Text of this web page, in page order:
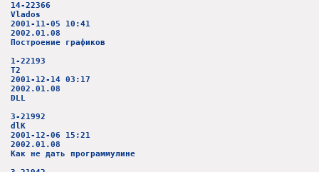
14-22366
Vlados
2001-11-05 10:41
2002.01.08
Построение графиков
1-22193
T2
2001-12-14 03:17
2002.01.08
DLL
3-21992
dlK
2001-12-06 15:21
2002.01.08
Как не дать программулине